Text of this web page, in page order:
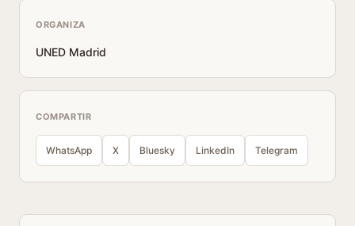
ORGANIZA
UNED Madrid
COMPARTIR
WhatsApp X Bluesky LinkedIn Telegram